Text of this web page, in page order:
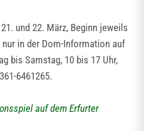
und 22. März, Beginn jeweils
nur in der Dom-Information auf
bis Samstag, 10 bis 17 Uhr,
6461265.
auf dem Erfurter